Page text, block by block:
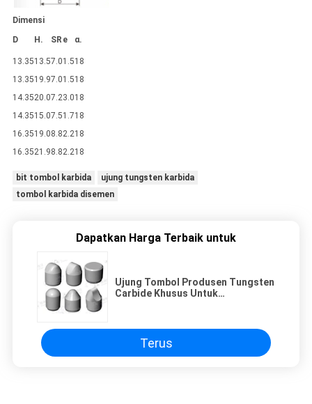
Dimensi
D
H. SR e α.
13.3513.57.01.518
13.3519.97.01.518
14.3520.07.23.018
14.3515.07.51.718
16.3519.08.82.218
16.3521.98.82.218
bit tombol karbida
ujung tungsten karbida
tombol karbida disemen
Dapatkan Harga Terbaik untuk
Ujung Tombol Produsen Tungsten
Carbide Khusus Untuk
Terus